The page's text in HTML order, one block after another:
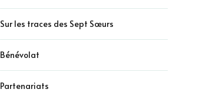
Sur les traces des Sept Sœurs
Bénévolat
Partenariats